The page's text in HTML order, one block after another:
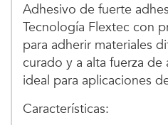
Adhesivo de fuerte
Tecnología Flextec con
para adherir materiales
curado y a alta fuerza de
ideal para aplicaciones
Características: